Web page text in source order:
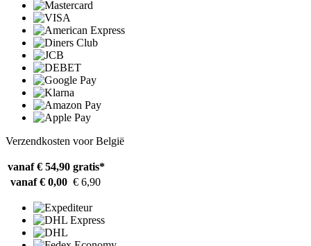
Verzendkosten voor België
vanaf € 54,90 gratis*
vanaf € 0,00 € 6,90